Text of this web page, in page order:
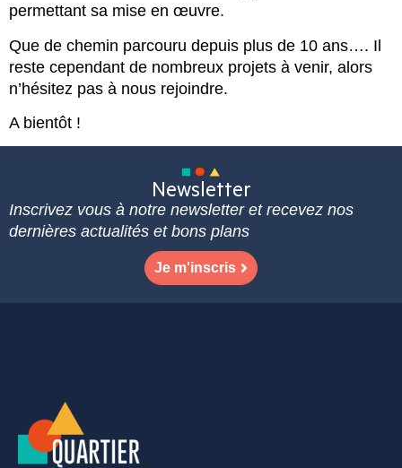
permettant sa mise en œuvre.
Que de chemin parcouru depuis plus de 10 ans…. Il
reste cependant de nombreux projets à venir, alors
n’hésitez pas à nous rejoindre.
A bientôt !
Newsletter
Inscrivez vous à notre newsletter et recevez nos
dernières actualités et bons plans
Je m'inscris